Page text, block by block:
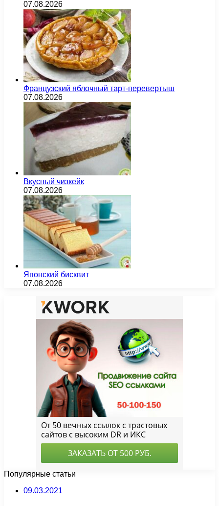
07.08.2026
Французский яблочный тарт-перевертыш
07.08.2026
Вкусный чизкейк
07.08.2026
Японский бисквит
07.08.2026
Популярные статьи
09.03.2021